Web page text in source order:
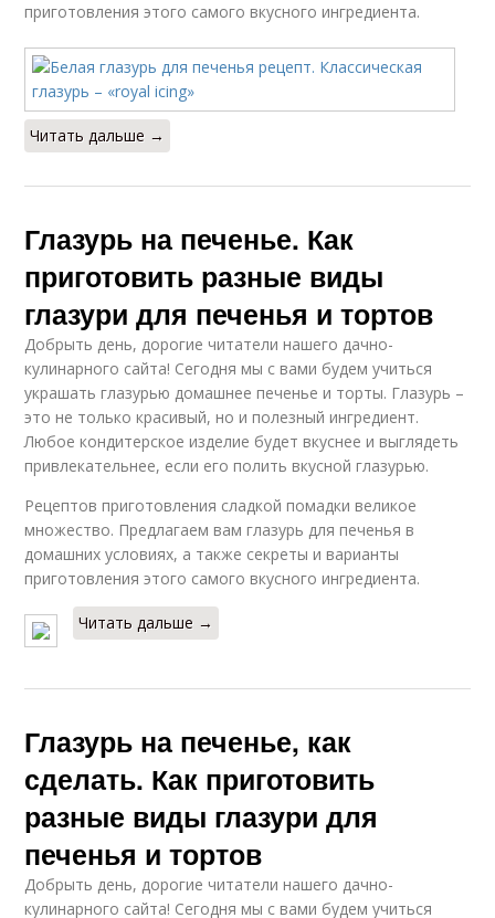
приготовления этого самого вкусного ингредиента.
Читать дальше →
Глазурь на печенье. Как
приготовить разные виды
глазури для печенья и тортов
Добрыть день, дорогие читатели нашего дачно-
кулинарного сайта! Сегодня мы с вами будем учиться
украшать глазурью домашнее печенье и торты. Глазурь –
это не только красивый, но и полезный ингредиент.
Любое кондитерское изделие будет вкуснее и выглядеть
привлекательнее, если его полить вкусной глазурью.
Рецептов приготовления сладкой помадки великое
множество. Предлагаем вам глазурь для печенья в
домашних условиях, а также секреты и варианты
приготовления этого самого вкусного ингредиента.
Читать дальше →
Глазурь на печенье, как
сделать. Как приготовить
разные виды глазури для
печенья и тортов
Добрыть день, дорогие читатели нашего дачно-
кулинарного сайта! Сегодня мы с вами будем учиться